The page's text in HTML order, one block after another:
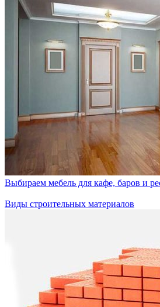
Выбираем мебель для кафе, баров и
Виды строительных материалов